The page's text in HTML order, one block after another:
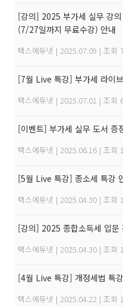
[강의] 2025 부가세 실무 강
(7/27일까지 무료수강) 안내
택스에듀넷 | 2025.07.09 | 조회
[7월 Live 특강] 부가세 라이
택스에듀넷 | 2025.07.01 | 조회
[이벤트] 부가세 실무 도서
택스에듀넷 | 2025.06.16 | 조회
[5월 Live 특강] 종소세 특강
택스에듀넷 | 2025.04.30 | 조회
[강의] 2025 종합소득세 입문
택스에듀넷 | 2025.04.30 | 조회
[4월 Live 특강] 개정세법 특
택스에듀넷 | 2025.04.22 | 조회